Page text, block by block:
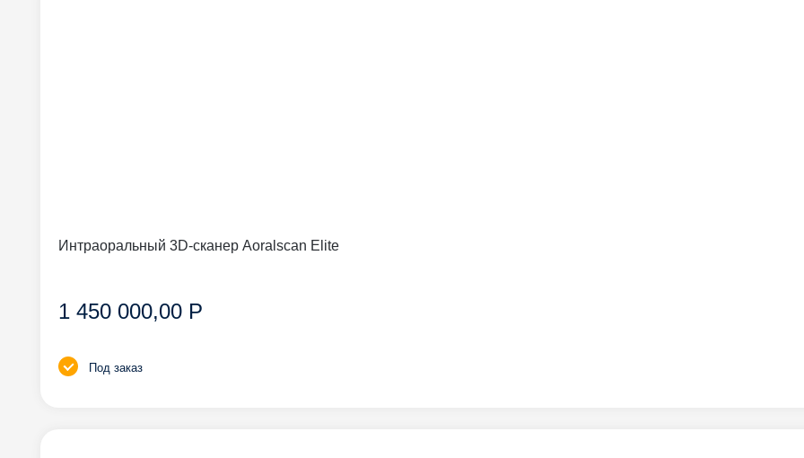
Интраоральный 3D-сканер Aoralscan Elite
1 450 000,00 Р
Под заказ